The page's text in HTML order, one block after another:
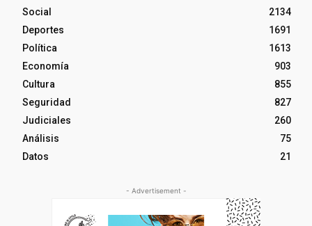
Social
2134
Deportes
1691
Política
1613
Economía
903
Cultura
855
Seguridad
827
Judiciales
260
Análisis
75
Datos
21
- Advertisement -